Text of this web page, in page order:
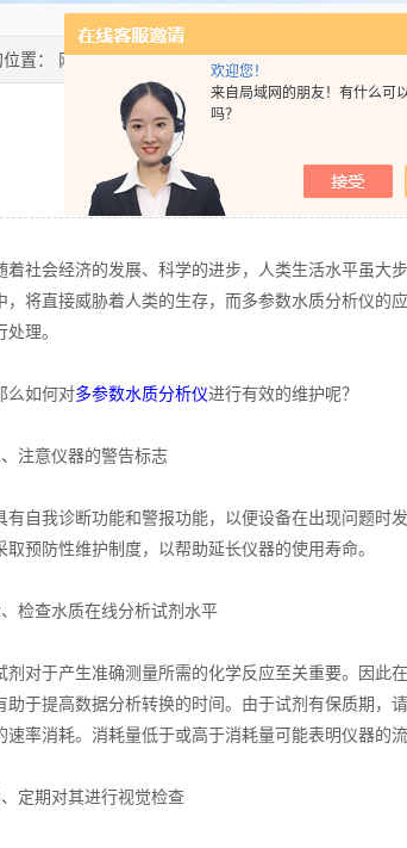
欢迎您！
来自局域网的朋友！有什么可
吗？
置： 网站首页>新闻资讯> 浅述多参数水质分析仪
浅述多参数
发布日期：
会经济的发展、科学的进步，人类生活水平虽大步
，将直接威胁着人类的生存，而多参数水质分析仪的
理。
如何对多参数水质分析仪进行有效的维护呢？
意仪器的警告标志
我诊断功能和警报功能，以便设备在出现问题时
取预防性维护制度，以帮助延长仪器的使用寿命。
查水质在线分析试剂水平
于产生准确测量所需的化学反应至关重要。因此
助于提高数据分析转换的时间。由于试剂有保质期，
速率消耗。消耗量低于或高于消耗量可能表明仪器的
期对其进行视觉检查